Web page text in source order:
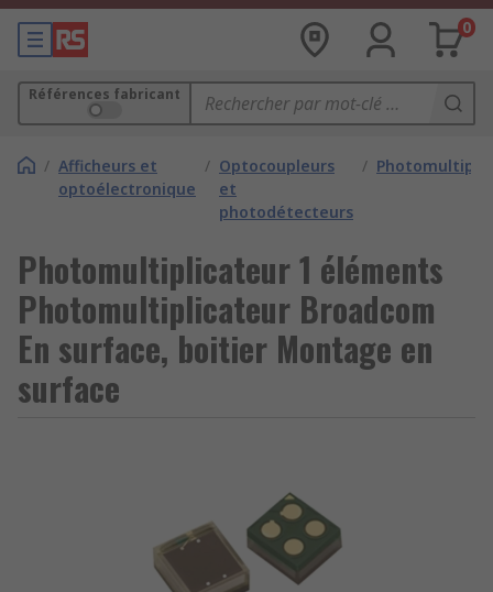
0
Références fabricant
/ Afficheurs et
optoélectronique
/ Optocoupleurs
et
photodétecteurs
/
Photomultiplicateur 1 éléments
Photomultiplicateur Broadcom
En surface, boitier Montage en
surface